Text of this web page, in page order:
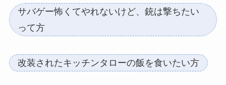
サバゲー怖くてやれないけど、銃は撃ちたい
って方
改装されたキッチンタローの飯を食いたい方